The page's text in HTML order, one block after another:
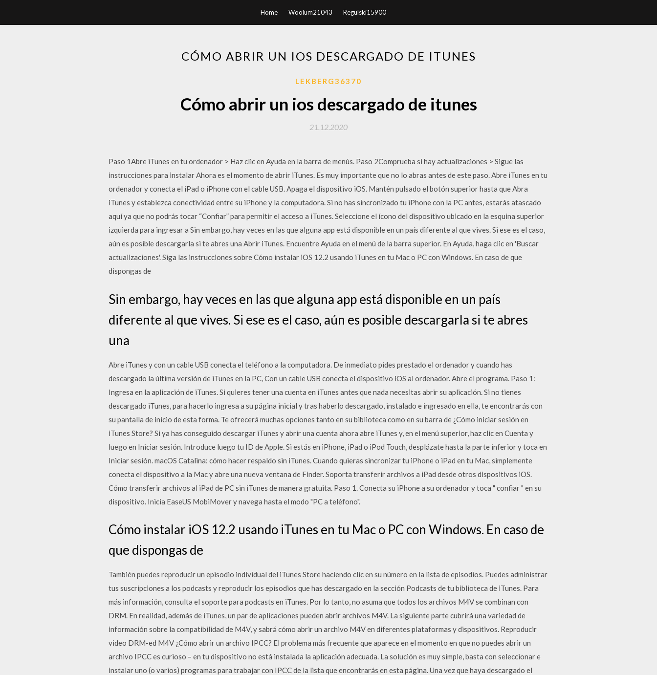
Home Woolum21043 Regulski15900
CÓMO ABRIR UN IOS DESCARGADO DE ITUNES
LEKBERG36370
Cómo abrir un ios descargado de itunes
21.12.2020
Paso 1Abre iTunes en tu ordenador > Haz clic en Ayuda en la barra de menús. Paso 2Comprueba si hay actualizaciones > Sigue las
instrucciones para instalar Ahora es el momento de abrir iTunes. Es muy importante que no lo abras antes de este paso. Abre iTunes en tu
ordenador y conecta el iPad o iPhone con el cable USB. Apaga el dispositivo iOS. Mantén pulsado el botón superior hasta que Abra
iTunes y establezca conectividad entre su iPhone y la computadora. Si no has sincronizado tu iPhone con la PC antes, estarás atascado
aquí ya que no podrás tocar “Confiar” para permitir el acceso a iTunes. Seleccione el ícono del dispositivo ubicado en la esquina superior
izquierda para ingresar a Sin embargo, hay veces en las que alguna app está disponible en un país diferente al que vives. Si ese es el caso,
aún es posible descargarla si te abres una Abrir iTunes. Encuentre Ayuda en el menú de la barra superior. En Ayuda, haga clic en 'Buscar
actualizaciones'. Siga las instrucciones sobre Cómo instalar iOS 12.2 usando iTunes en tu Mac o PC con Windows. En caso de que
dispongas de
Sin embargo, hay veces en las que alguna app está disponible en un país
diferente al que vives. Si ese es el caso, aún es posible descargarla si te abres
una
Abre iTunes y con un cable USB conecta el teléfono a la computadora. De inmediato pides prestado el ordenador y cuando has
descargado la última versión de iTunes en la PC, Con un cable USB conecta el dispositivo iOS al ordenador. Abre el programa. Paso 1:
Ingresa en la aplicación de iTunes. Si quieres tener una cuenta en iTunes antes que nada necesitas abrir su aplicación. Si no tienes
descargado iTunes, para hacerlo ingresa a su página inicial y tras haberlo descargado, instalado e ingresado en ella, te encontrarás con
su pantalla de inicio de esta forma. Te ofrecerá muchas opciones tanto en su biblioteca como en su barra de ¿Cómo iniciar sesión en
iTunes Store? Si ya has conseguido descargar iTunes y abrir una cuenta ahora abre iTunes y, en el menú superior, haz clic en Cuenta y
luego en Iniciar sesión. Introduce luego tu ID de Apple. Si estás en iPhone, iPad o iPod Touch, desplázate hasta la parte inferior y toca en
Iniciar sesión. macOS Catalina: cómo hacer respaldo sin iTunes. Cuando quieras sincronizar tu iPhone o iPad en tu Mac, simplemente
conecta el dispositivo a la Mac y abre una nueva ventana de Finder. Soporta transferir archivos a iPad desde otros dispositivos iOS.
Cómo transferir archivos al iPad de PC sin iTunes de manera gratuita. Paso 1. Conecta su iPhone a su ordenador y toca " confiar " en su
dispositivo. Inicia EaseUS MobiMover y navega hasta el modo "PC a teléfono".
Cómo instalar iOS 12.2 usando iTunes en tu Mac o PC con Windows. En caso de
que dispongas de
También puedes reproducir un episodio individual del iTunes Store haciendo clic en su número en la lista de episodios. Puedes administrar
tus suscripciones a los podcasts y reproducir los episodios que has descargado en la sección Podcasts de tu biblioteca de iTunes. Para
más información, consulta el soporte para podcasts en iTunes. Por lo tanto, no asuma que todos los archivos M4V se combinan con
DRM. En realidad, además de iTunes, un par de aplicaciones pueden abrir archivos M4V. La siguiente parte cubrirá una variedad de
información sobre la compatibilidad de M4V, y sabrá cómo abrir un archivo M4V en diferentes plataformas y dispositivos. Reproducir
video DRM-ed M4V ¿Cómo abrir un archivo IPCC? El problema más frecuente que aparece en el momento en que no puedes abrir un
archivo IPCC es curioso – en tu dispositivo no está instalada la aplicación adecuada. La solución es muy simple, basta con seleccionar e
instalar uno (o varios) programas para trabajar con IPCC de la lista que encontrarás en esta página. Una vez que haya descargado el